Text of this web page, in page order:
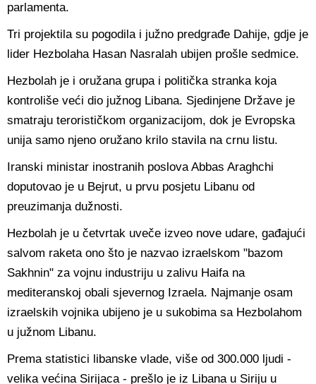
parlamenta.
Tri projektila su pogodila i južno predgrađe Dahije, gdje je
lider Hezbolaha Hasan Nasralah ubijen prošle sedmice.
Hezbolah je i oružana grupa i politička stranka koja
kontroliše veći dio južnog Libana. Sjedinjene Države je
smatraju terorističkom organizacijom, dok je Evropska
unija samo njeno oružano krilo stavila na crnu listu.
Iranski ministar inostranih poslova Abbas Araghchi
doputovao je u Bejrut, u prvu posjetu Libanu od
preuzimanja dužnosti.
Hezbolah je u četvrtak uveče izveo nove udare, gađajući
salvom raketa ono što je nazvao izraelskom "bazom
Sakhnin" za vojnu industriju u zalivu Haifa na
mediteranskoj obali sjevernog Izraela. Najmanje osam
izraelskih vojnika ubijeno je u sukobima sa Hezbolahom
u južnom Libanu.
Prema statistici libanske vlade, više od 300.000 ljudi -
velika većina Sirijaca - prešlo je iz Libana u Siriju u